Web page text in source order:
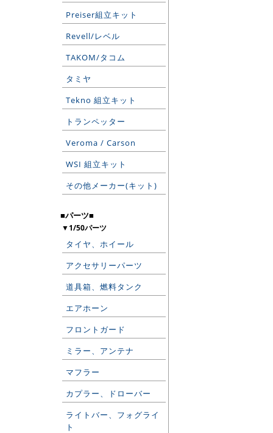
Preiser組立キット
Revell/レベル
TAKOM/タコム
タミヤ
Tekno 組立キット
トランペッター
Veroma / Carson
WSI 組立キット
その他メーカー(キット)
■パーツ■
▼1/50パーツ
タイヤ、ホイール
アクセサリーパーツ
道具箱、燃料タンク
エアホーン
フロントガード
ミラー、アンテナ
マフラー
カプラー、ドローバー
ライトバー、フォグライ
ト